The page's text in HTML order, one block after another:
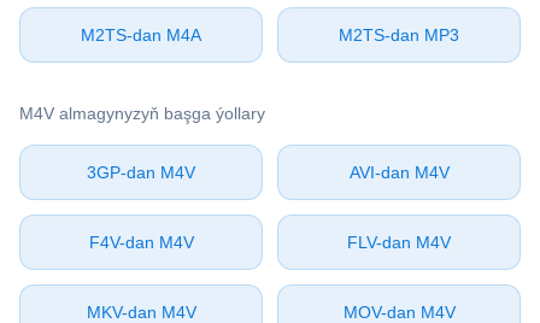
⁦M2TS⁩-dan ⁦M4A⁩ ⁦M2TS⁩-dan ⁦MP3⁩
⁦M4V⁩ almagynyzyň başga ýollary
⁦3GP⁩-dan ⁦M4V⁩ ⁦AVI⁩-dan ⁦M4V⁩
⁦F4V⁩-dan ⁦M4V⁩ ⁦FLV⁩-dan ⁦M4V⁩
⁦MKV⁩-dan ⁦M4V⁩ ⁦MOV⁩-dan ⁦M4V⁩